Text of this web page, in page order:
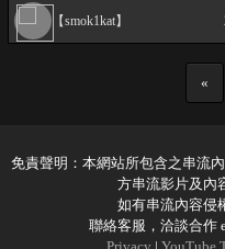
【smok1kat】
«
免責聲明：本網站所包含之串流
方串流影片及內
如有串流內容侵
聯絡客服，洽談合作